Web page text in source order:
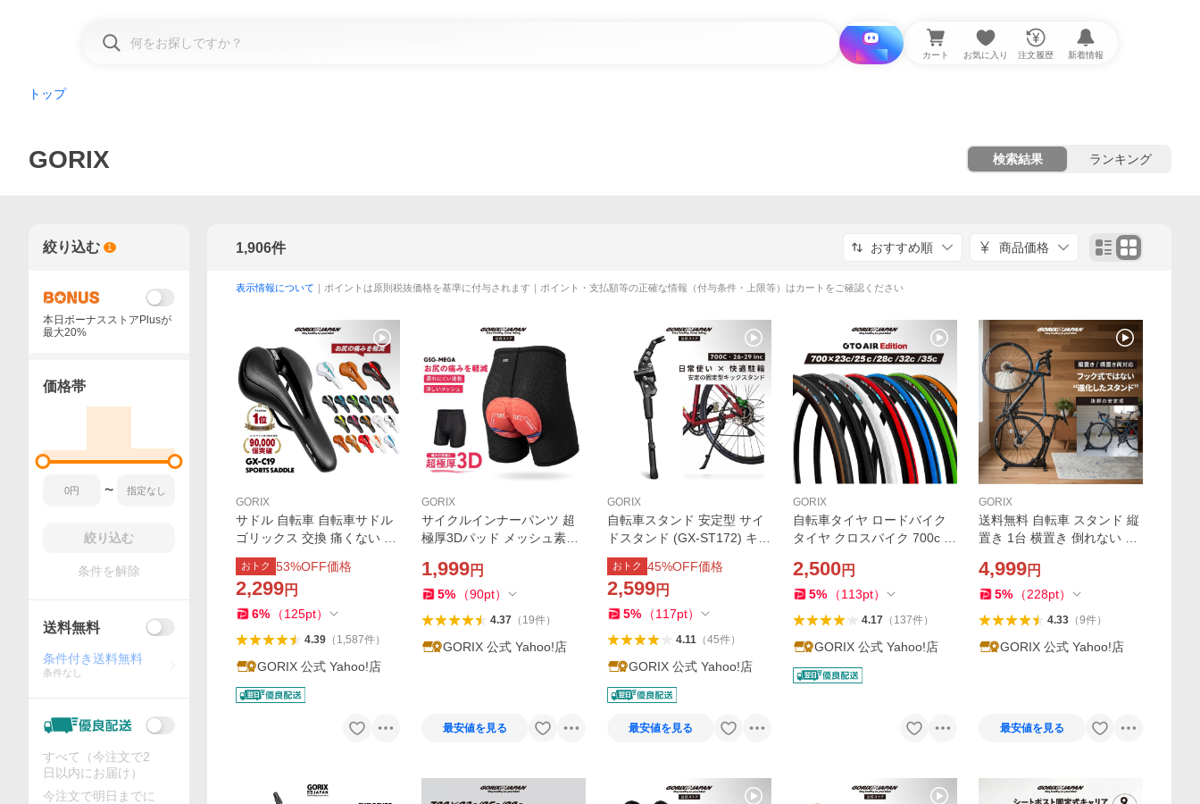
i と探す カート お気に入り 注文履歴 新着情報
トップ
GORIX 検索結果 ランキング
1,906件 おすすめ順 商品価格
表示情報について ｜ポイントは原則税抜価格を基準に付与されます｜ポイント・支払額等の正確な情報（付与条件・上限等）はカートをご確認ください
GORIX
サドル 自転車 自転車サドル
ゴリックス 交換 痛くない 自
転車用 柔らかい 痛くない 穴
あき おしゃれ ロードバイク
(GX-C19) クロスバイク 送料
無料
おトク 53%OFF価格
2,299円
6% （125pt）
4.39（ 1,587件）
GORIX 公式 Yahoo!店
GORIX
サイクルインナーパンツ 超
極厚3Dパッド メッシュ素材
クルパンツ 自転車 インナー
衝撃吸収 通勤 通学 ゴリック
1,999円
5% （90pt）
4.37（ 19件）
GORIX 公式 Yahoo!店
最安値を見る
GORIX
自転車スタンド 安定型 サイ
ドスタンド (GX-ST172) キッ
クスタンド 後つけ 700C/2
6〜29インチ対応 送料無料
ゴリックス
おトク 45%OFF価格
2,599円
5% （117pt）
4.11（45件）
GORIX 公式 Yahoo!店
最安値を見る
GORIX
自転車タイヤ ロードバイク
タイヤ クロスバイク 700c 7
リンチャー 自転車 カラータ
イヤ ゴリックス(Gtoair Editi
2,500円
5% （113pt）
4.17（ 137件）
GORIX 公式 Yahoo!店
GORIX
送料無料 自転車 スタンド 縦
置き 1台 横置き 倒れない 屋
ルスタンド 省スペース 20-2
9インチ 部屋置き 転倒防止
4,999円
5% （228pt）
4.33（9件）
GORIX 公式 Yahoo!店
最安値を見る
絞り込む 1
本日ボーナスストアPlusが
最大20%
価格帯
〜
絞り込む
条件を解除
送料無料
条件付き送料無料
条件なし
すべて（今注文で2
日以内にお届け）
今注文で明日までに